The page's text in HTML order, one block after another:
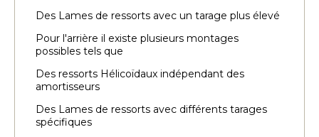
Des Lames de ressorts avec un tarage plus élevé
Pour l'arrière il existe plusieurs montages
possibles tels que
Des ressorts Hélicoïdaux indépendant des
amortisseurs
Des Lames de ressorts avec différents tarages
spécifiques